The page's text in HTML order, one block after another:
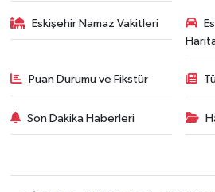
Eskişehir Namaz Vakitleri
Puan Durumu ve Fikstür
Son Dakika Haberleri